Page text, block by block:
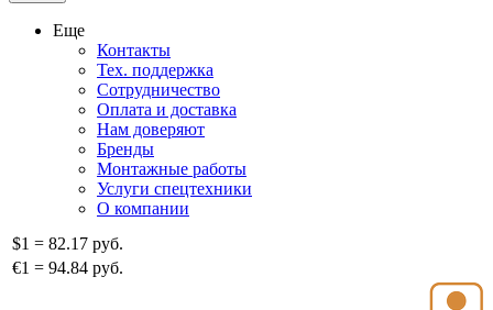
Еще
Контакты
Тех. поддержка
Сотрудничество
Оплата и доставка
Нам доверяют
Бренды
Монтажные работы
Услуги спецтехники
О компании
$1 = 82.17 руб.
€1 = 94.84 руб.